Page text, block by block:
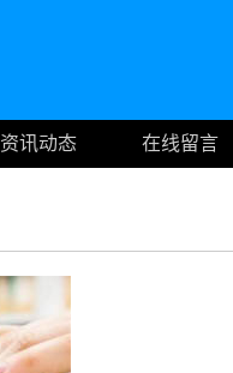
资讯动态 在线留言